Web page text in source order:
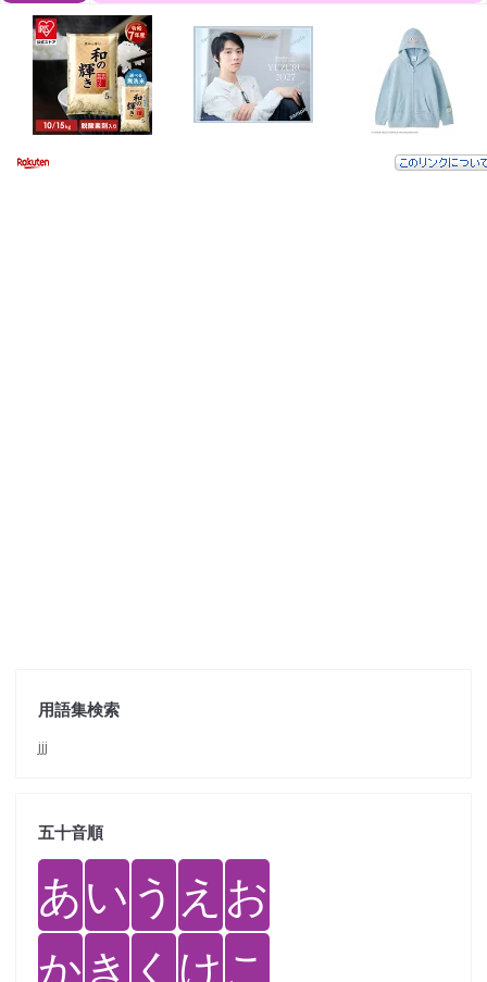
用語集検索
jjj
五十音順
あい う え お
かき く け こ